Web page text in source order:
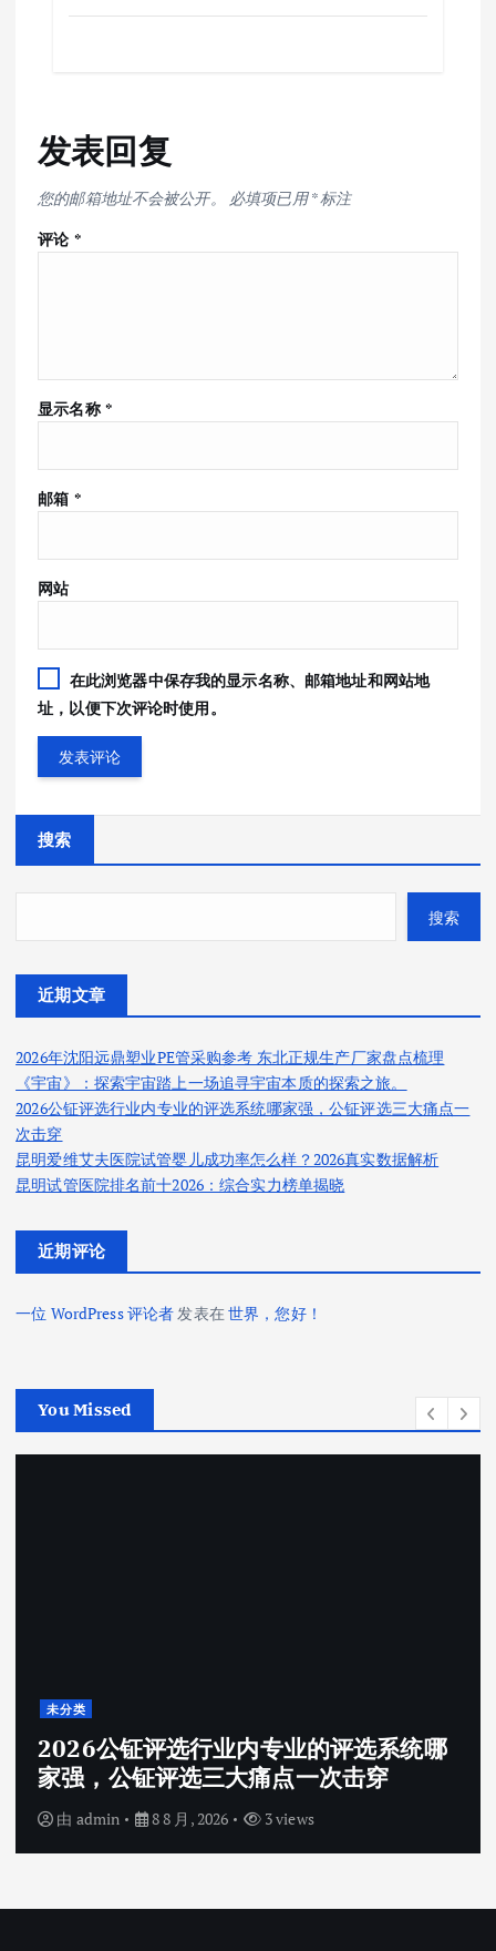
发表回复
您的邮箱地址不会被公开。 必填项已用*标注
评论 *
显示名称 *
邮箱 *
网站
在此浏览器中保存我的显示名称、邮箱地址和网站地
址，以便下次评论时使用。
搜索
搜索
近期文章
2026年沈阳远鼎塑业PE管采购参考 东北正规生产厂家盘点梳理
《宇宙》：探索宇宙踏上一场追寻宇宙本质的探索之旅。
2026公钲评选行业内专业的评选系统哪家强，公钲评选三大痛点一
次击穿
昆明爱维艾夫医院试管婴儿成功率怎么样？2026真实数据解析
昆明试管医院排名前十2026：综合实力榜单揭晓
近期评论
一位 WordPress 评论者发表在世界，您好！
You Missed
未分类
2026公钲评选行业内专业的评选系统哪
家强，公钲评选三大痛点一次击穿
由 admin 8 8 月, 2026 3 views